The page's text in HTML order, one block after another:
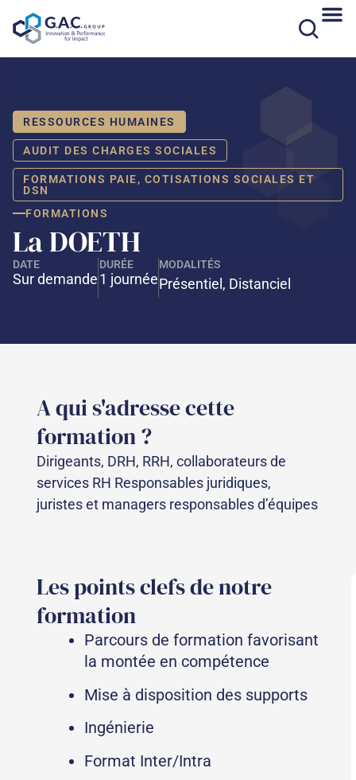
au
RESSOURCES HUMAINES
AUDIT DES CHARGES SOCIALES
FORMATIONS PAIE, COTISATIONS SOCIALES ET
DSN
FORMATIONS
La DOETH
DATE
Sur demande
DURÉE
1 journée
MODALITÉS
Présentiel, Distanciel
A qui s'adresse cette
formation ?
Dirigeants, DRH, RRH, collaborateurs de
services RH Responsables juridiques,
juristes et managers responsables d’équipes
Les points clefs de notre
formation
Parcours de formation favorisant
la montée en compétence
Mise à disposition des supports
Ingénierie
Format Inter/Intra